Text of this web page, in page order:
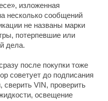
изложенная
несколько сообщений
не названы марки
потерпевшие или
дела.
после покупки тоже
советует до подписания
сверить VIN, проверить
освещение